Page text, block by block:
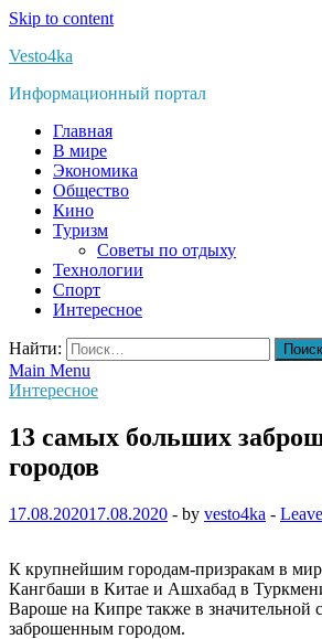
Skip to content
Vesto4ka
Информационный портал
Главная
В мире
Экономика
Общество
Кино
Туризм
Советы по отдыху
Технологии
Спорт
Интересное
Найти:
Main Menu
Интересное
13 самых больших
городов
17.08.202017.08.2020 - by vesto4ka -
К крупнейшим городам-призракам в
Кангбаши в Китае и Ашхабад в
Вароше на Кипре также в значительной
заброшенным городом.